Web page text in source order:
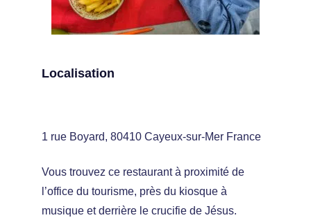
Localisation
1 rue Boyard, 80410 Cayeux-sur-Mer France
Vous trouvez ce restaurant à proximité de
l’office du tourisme, près du kiosque à
musique et derrière le crucifie de Jésus.